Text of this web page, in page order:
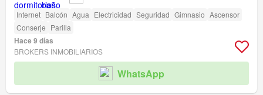
Internet Balcón Agua Electricidad Seguridad Gimnasio Ascensor
Conserje Parilla
Hace 9 días
BROKERS INMOBILIARIOS
WhatsApp